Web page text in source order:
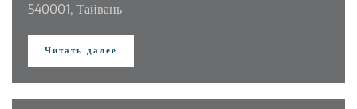
540001, Тайвань
Читать далее